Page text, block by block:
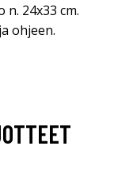
24x33 cm.
ohjeen.